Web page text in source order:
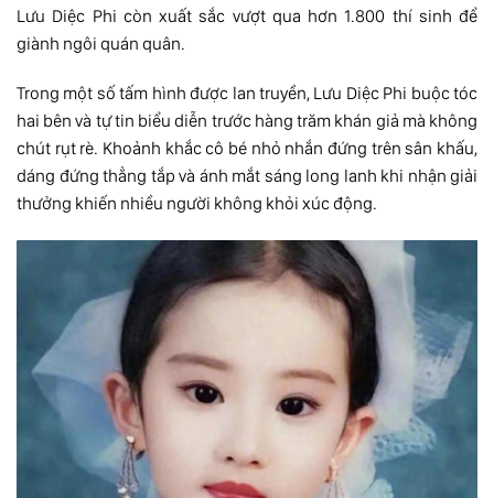
Lưu Diệc Phi còn xuất sắc vượt qua hơn 1.800 thí sinh để
giành ngôi quán quân.
Trong một số tấm hình được lan truyền, Lưu Diệc Phi buộc tóc
hai bên và tự tin biểu diễn trước hàng trăm khán giả mà không
chút rụt rè. Khoảnh khắc cô bé nhỏ nhắn đứng trên sân khấu,
dáng đứng thẳng tắp và ánh mắt sáng long lanh khi nhận giải
thưởng khiến nhiều người không khỏi xúc động.